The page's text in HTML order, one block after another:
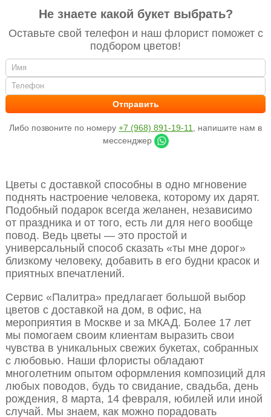
Не знаете какой букет выбрать?
Оставьте свой телефон и наш флорист поможет с
подбором цветов!
Либо позвоните по номеру +7 (968) 891-19-11
, напишите нам в
мессенджер
Цветы с доставкой способны в одно мгновение
поднять настроение человека, которому их дарят.
Подобный подарок всегда желанен, независимо
от праздника и от того, есть ли для него вообще
повод. Ведь цветы — это простой и
универсальный способ сказать «ты мне дорог»
близкому человеку, добавить в его будни красок и
приятных впечатлений.
Сервис «Палитра» предлагает большой выбор
цветов с доставкой на дом, в офис, на
мероприятия в Москве и за МКАД. Более 17 лет
мы помогаем своим клиентам выразить свои
чувства в уникальных свежих букетах, собранных
с любовью. Наши флористы обладают
многолетним опытом оформления композиций для
любых поводов, будь то свидание, свадьба, день
рождения, 8 марта, 14 февраля, юбилей или иной
случай. Мы знаем, как можно порадовать